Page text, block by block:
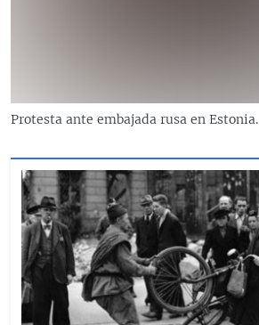
Protesta ante embajada rusa en Estonia.